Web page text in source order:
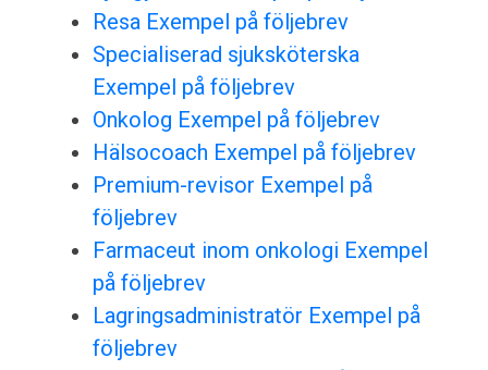
Resa Exempel på följebrev
Specialiserad sjuksköterska
Exempel på följebrev
Onkolog Exempel på följebrev
Hälsocoach Exempel på följebrev
Premium-revisor Exempel på
följebrev
Farmaceut inom onkologi Exempel
på följebrev
Lagringsadministratör Exempel på
följebrev